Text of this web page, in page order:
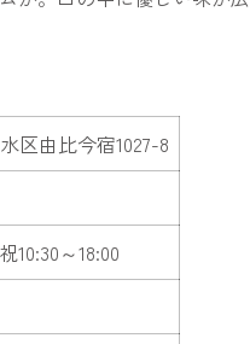
区由比今宿1027-8
10:30～18:00